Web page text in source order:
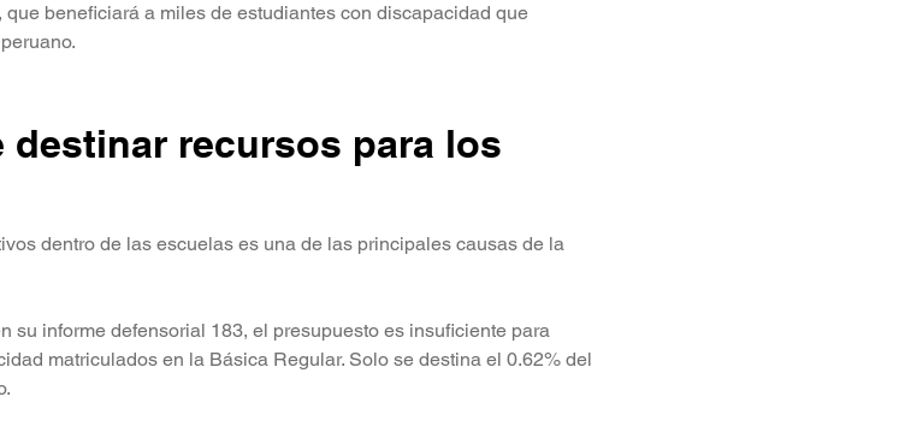
beneficiará a miles de estudiantes con discapacidad que
destinar recursos para los
dentro de las escuelas es una de las principales causas de la
su informe defensorial 183, el presupuesto es insuficiente para
matriculados en la Básica Regular. Solo se destina el 0.62% del